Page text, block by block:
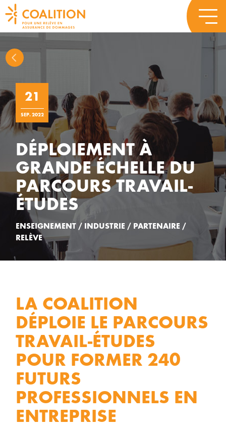
21
SEP. 2022
DÉPLOIEMENT À
GRANDE ÉCHELLE DU
PARCOURS TRAVAIL-
ÉTUDES
ENSEIGNEMENT / INDUSTRIE / PARTENAIRE /
RELÈVE
LA COALITION
DÉPLOIE LE PARCOURS
TRAVAIL-ÉTUDES
POUR FORMER 240
FUTURS
PROFESSIONNELS EN
ENTREPRISE